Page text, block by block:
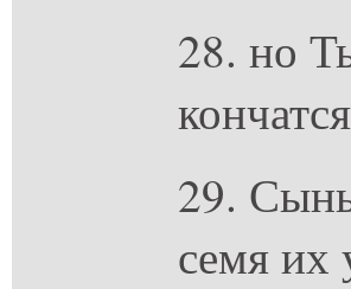
28. но
29.
семя их